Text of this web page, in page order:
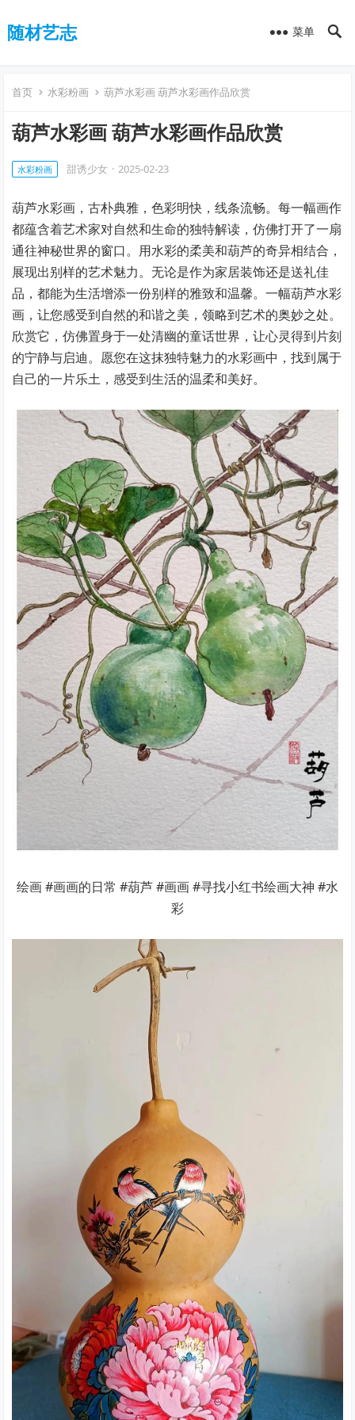
随材艺志 菜单
首页 水彩粉画 葫芦水彩画 葫芦水彩画作品欣赏
葫芦水彩画 葫芦水彩画作品欣赏
水彩粉画 甜诱少女 · 2025-02-23
葫芦水彩画，古朴典雅，色彩明快，线条流畅。每一幅画作
都蕴含着艺术家对自然和生命的独特解读，仿佛打开了一扇
通往神秘世界的窗口。用水彩的柔美和葫芦的奇异相结合，
展现出别样的艺术魅力。无论是作为家居装饰还是送礼佳
品，都能为生活增添一份别样的雅致和温馨。一幅葫芦水彩
画，让您感受到自然的和谐之美，领略到艺术的奥妙之处。
欣赏它，仿佛置身于一处清幽的童话世界，让心灵得到片刻
的宁静与启迪。愿您在这抹独特魅力的水彩画中，找到属于
自己的一片乐土，感受到生活的温柔和美好。
绘画 #画画的日常 #葫芦 #画画 #寻找小红书绘画大神 #水
彩